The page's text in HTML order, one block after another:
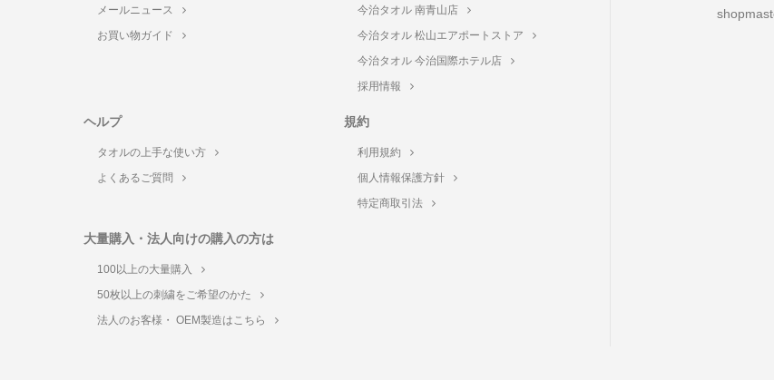
メールニュース
お買い物ガイド
今治タオル 南青山店
今治タオル 松山エアポートストア
今治タオル 今治国際ホテル店
採用情報
ヘルプ
タオルの上手な使い方
よくあるご質問
規約
利用規約
個人情報保護方針
特定商取引法
大量購入・法人向けの購入の方は
100以上の大量購入
50枚以上の刺繍をご希望のかた
法人のお客様・ OEM製造はこちら